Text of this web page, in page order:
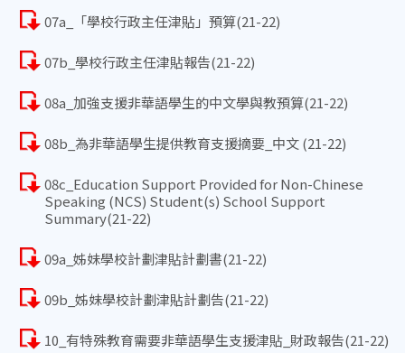
07a_「學校行政主任津貼」預算(21-22)
07b_學校行政主任津貼報告(21-22)
08a_加強支援非華語學生的中文學與教預算(21-22)
08b_為非華語學生提供教育支援摘要_中文 (21-22)
08c_Education Support Provided for Non-Chinese
Speaking (NCS) Student(s) School Support
Summary(21-22)
09a_姊妹學校計劃津貼計劃書(21-22)
09b_姊妹學校計劃津貼計劃告(21-22)
10_有特殊教育需要非華語學生支援津貼_財政報告(21-22)